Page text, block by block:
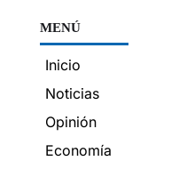
MENÚ
Inicio
Noticias
Opinión
Economía